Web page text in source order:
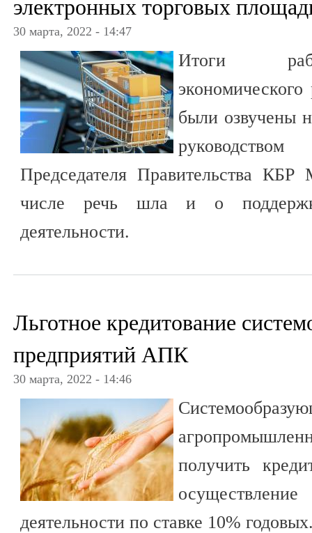
электронных торговых
30 марта, 2022 - 14:47
Итоги
были озвучены
Председателя Правительства
числе речь шла и о поддержке
деятельности.
Льготное кредитование
предприятий АПК
30 марта, 2022 - 14:46
получить
деятельности по ставке 10%